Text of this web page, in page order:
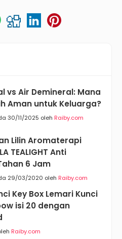
vs Air Demineral: Mana
Aman untuk Keluarga?
30/11/2025 oleh Raiby.com
Lilin Aromaterapi
TEALIGHT Anti
6 Jam
29/03/2020 oleh Raiby.com
Key Box Lemari Kunci
isi 20 dengan
Raiby.com